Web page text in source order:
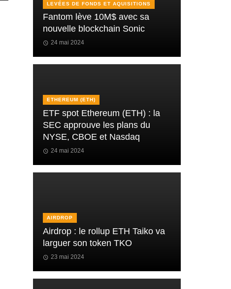
LEVÉES DE FONDS ET AQUISITIONS
Fantom lève 10M$ avec sa
nouvelle blockchain Sonic
24 mai 2024
ETHEREUM (ETH)
ETF spot Ethereum (ETH) : la
SEC approuve les plans du
NYSE, CBOE et Nasdaq
24 mai 2024
AIRDROP
Airdrop : le rollup ETH Taiko va
larguer son token TKO
23 mai 2024